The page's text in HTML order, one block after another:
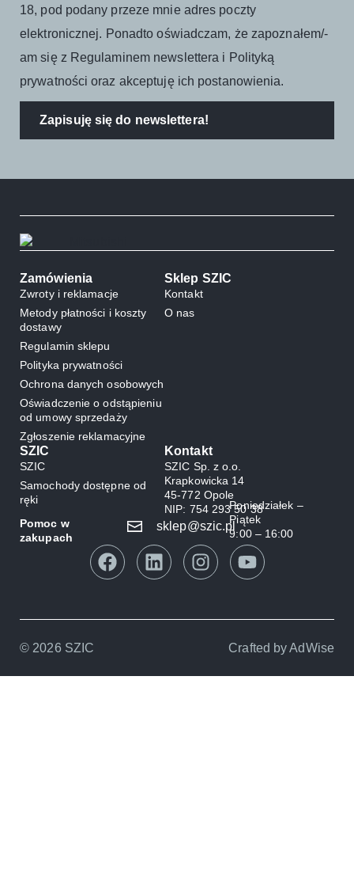
18, pod podany przeze mnie adres poczty
elektronicznej. Ponadto oświadczam, że zapoznałem/-
am się z Regulaminem newslettera i Polityką
prywatności oraz akceptuję ich postanowienia.
Zapisuję się do newslettera!
Zamówienia
Zwroty i reklamacje
Metody płatności i koszty
dostawy
Regulamin sklepu
Polityka prywatności
Ochrona danych osobowych
Oświadczenie o odstąpieniu
od umowy sprzedaży
Zgłoszenie reklamacyjne
Sklep SZIC
Kontakt
O nas
SZIC
SZIC
Samochody dostępne od
ręki
Kontakt
SZIC Sp. z o.o.
Krapkowicka 14
45-772 Opole
NIP: 754 293 50 38
Pomoc w
zakupach
Poniedziałek –
Piątek
9:00 – 16:00
sklep@szic.pl
© 2026 SZIC Crafted byAdWise